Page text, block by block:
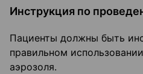
Инструкция по
Пациенты должны быть
правильном
аэрозоля.